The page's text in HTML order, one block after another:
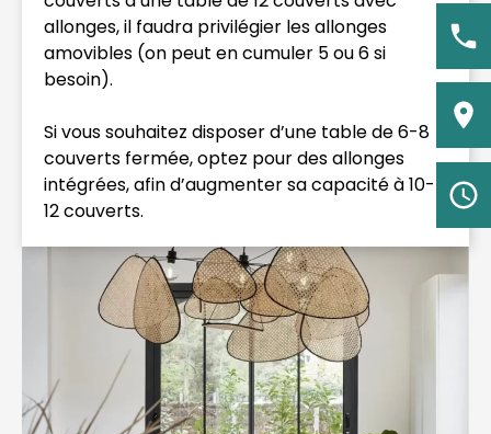
allonges, il faudra privilégier les allonges
amovibles (on peut en cumuler 5 ou 6 si
besoin).
Si vous souhaitez disposer d’une table de 6-8
couverts fermée, optez pour des allonges
intégrées, afin d’augmenter sa capacité à 10-
12 couverts.